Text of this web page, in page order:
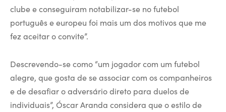
clube e conseguiram notabilizar-se no futebol
português e europeu foi mais um dos motivos que me
fez aceitar o convite”.
Descrevendo-se como “um jogador com um futebol
alegre, que gosta de se associar com os companheiros
e de desafiar o adversário direto para duelos de
individuais”, Óscar Aranda considera que o estilo de